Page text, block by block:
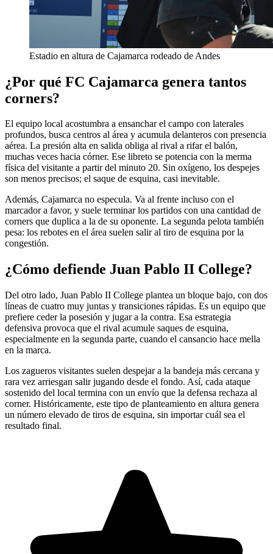
Estadio en altura de Cajamarca rodeado de Andes
¿Por qué FC Cajamarca genera tantos
corners?
El equipo local acostumbra a ensanchar el campo con laterales
profundos, busca centros al área y acumula delanteros con presencia
aérea. La presión alta en salida obliga al rival a rifar el balón,
muchas veces hacia córner. Ese libreto se potencia con la merma
física del visitante a partir del minuto 20. Sin oxígeno, los despejes
son menos precisos; el saque de esquina, casi inevitable.
Además, Cajamarca no especula. Va al frente incluso con el
marcador a favor, y suele terminar los partidos con una cantidad de
corners que duplica a la de su oponente. La segunda pelota también
pesa: los rebotes en el área suelen salir al tiro de esquina por la
congestión.
¿Cómo defiende Juan Pablo II College?
Del otro lado, Juan Pablo II College plantea un bloque bajo, con dos
líneas de cuatro muy juntas y transiciones rápidas. Es un equipo que
prefiere ceder la posesión y jugar a la contra. Esa estrategia
defensiva provoca que el rival acumule saques de esquina,
especialmente en la segunda parte, cuando el cansancio hace mella
en la marca.
Los zagueros visitantes suelen despejar a la bandeja más cercana y
rara vez arriesgan salir jugando desde el fondo. Así, cada ataque
sostenido del local termina con un envío que la defensa rechaza al
corner. Históricamente, este tipo de planteamiento en altura genera
un número elevado de tiros de esquina, sin importar cuál sea el
resultado final.